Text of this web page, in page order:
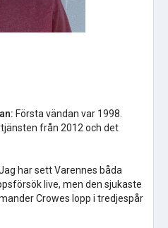
Första vändan var 1998.
från 2012 och det
har sett Varennes båda
live, men den sjukaste
Crowes lopp i tredjespår